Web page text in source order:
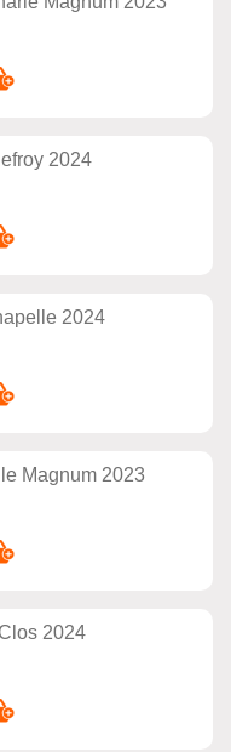
2024
2024
Magnum 2023
2024